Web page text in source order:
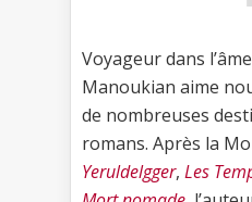
Voyageur dans
Manoukian aime
de nombreuses
romans. Après la
Yeruldelgger, Les